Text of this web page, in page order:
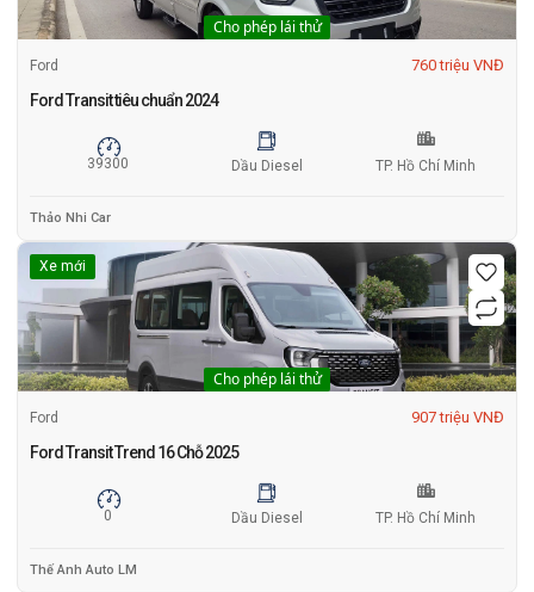
Cho phép lái thử
Ford 760 triệu VNĐ
Ford Transit tiêu chuẩn 2024
39300 Dầu Diesel TP. Hồ Chí Minh
Thảo Nhi Car
Xe mới
Cho phép lái thử
Ford 907 triệu VNĐ
Ford Transit Trend 16 Chỗ 2025
0 Dầu Diesel TP. Hồ Chí Minh
Thế Anh Auto LM